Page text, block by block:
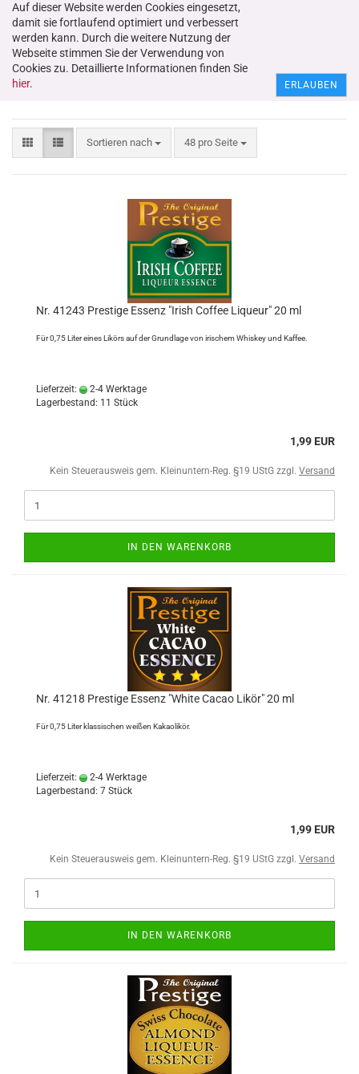
Auf dieser Website werden Cookies eingesetzt,
damit sie fortlaufend optimiert und verbessert
werden kann. Durch die weitere Nutzung der
Webseite stimmen Sie der Verwendung von
Cookies zu. Detaillierte Informationen finden Sie
hier. ERLAUBEN
Kaffee- / Schokoladenliköre
Sortieren nach 48 pro Seite
Nr. 41243 Prestige Essenz "Irish Coffee Liqueur" 20 ml
Für 0,75 Liter eines Likörs auf der Grundlage von irischem Whiskey und Kaffee.
Lieferzeit:
2-4 Werktage
Lagerbestand: 11 Stück
1,99 EUR
Kein Steuerausweis gem. Kleinuntern-Reg. §19 UStG zzgl. Versand
IN DEN WARENKORB
Nr. 41218 Prestige Essenz "White Cacao Likör" 20 ml
Für 0,75 Liter klassischen weißen Kakaolikör.
Lieferzeit:
2-4 Werktage
Lagerbestand: 7 Stück
1,99 EUR
Kein Steuerausweis gem. Kleinuntern-Reg. §19 UStG zzgl. Versand
IN DEN WARENKORB